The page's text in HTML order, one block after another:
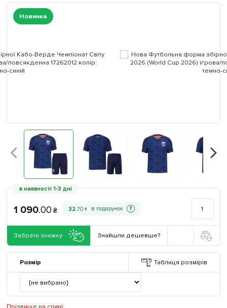
Новинка
в наявності 1-3 дні
1 090.00 ₴ 32.70 ₴ ?
Забрати знижку Знайшли дешевше?
Розмір Таблиця розмірів